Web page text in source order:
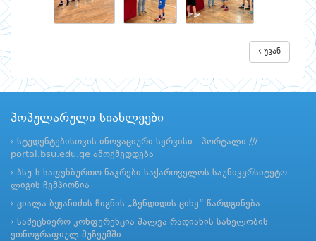
უკან
პოპულარული სიახლეები
სტუდენტებისთვის ინოვაციური სერვისი - პორტალი ///
portal.bsu.edu.ge ამოქმედდება
ბსუ-ს საფეხბურთო ნაკრები საქართველოს საუნივერსიტეტო
ლიგის ჩემპიონია
ციალა ბეჟანიძის წიგნის „ზენდიდის ციხე“ წარდგინება
სამეცნიერო კონფერენცია შალვა რადიანის სახელობის
ეთნოგრაფიულ მუზეუმში